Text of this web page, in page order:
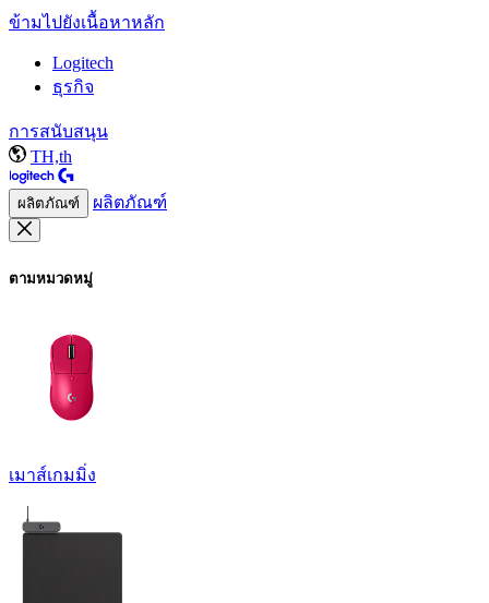
ข้ามไปยังเนื้อหาหลัก
Logitech
ธุรกิจ
การสนับสนุน
TH,th
ผลิตภัณฑ์ ผลิตภัณฑ์
ตามหมวดหมู่
เมาส์เกมมิ่ง